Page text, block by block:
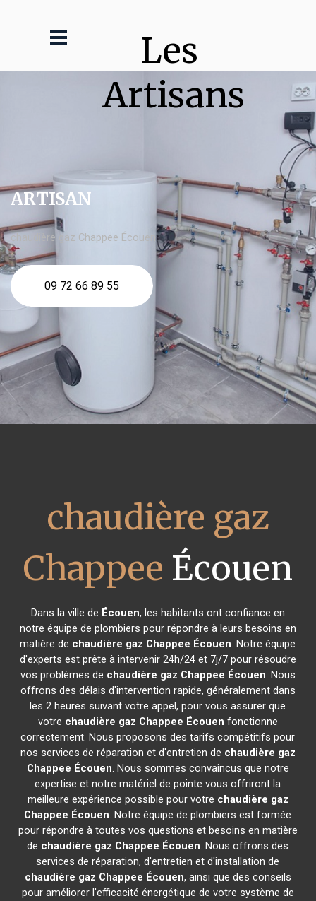
Les
Artisans
ARTISAN
chaudière gaz Chappee Écouen
09 72 66 89 55
chaudière gaz
Chappee Écouen
Dans la ville de Écouen, les habitants ont confiance en
notre équipe de plombiers pour répondre à leurs besoins en
matière de chaudière gaz Chappee Écouen. Notre équipe
d'experts est prête à intervenir 24h/24 et 7j/7 pour résoudre
vos problèmes de chaudière gaz Chappee Écouen. Nous
offrons des délais d'intervention rapide, généralement dans
les 2 heures suivant votre appel, pour vous assurer que
votre chaudière gaz Chappee Écouen fonctionne
correctement. Nous proposons des tarifs compétitifs pour
nos services de réparation et d'entretien de chaudière gaz
Chappee Écouen. Nous sommes convaincus que notre
expertise et notre matériel de pointe vous offriront la
meilleure expérience possible pour votre chaudière gaz
Chappee Écouen. Notre équipe de plombiers est formée
pour répondre à toutes vos questions et besoins en matière
de chaudière gaz Chappee Écouen. Nous offrons des
services de réparation, d'entretien et d'installation de
chaudière gaz Chappee Écouen, ainsi que des conseils
pour améliorer l'efficacité énergétique de votre système de